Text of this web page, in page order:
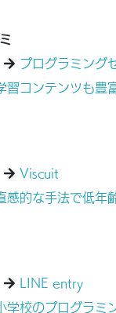
プログラミング
習コンテンツも豊
Viscuit
感的な手法で低年
LINE entry
学校のプログラミ